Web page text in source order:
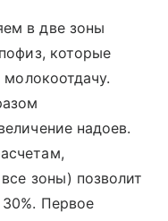
в две зоны
которые
молокоотдачу.
надоев.
зоны) позволит
Первое